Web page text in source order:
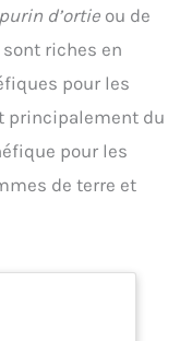
x Engrais avec de
ALGOFLASH
purin d’ortie ou de
riches en
pour les
principalement du
pour les
de terre et